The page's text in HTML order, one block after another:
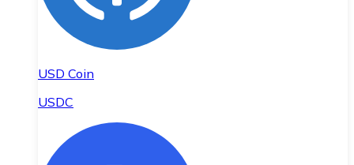
USD Coin
USDC